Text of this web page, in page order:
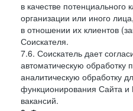
в качестве потенциального
организации или иного
в отношении их клиентов
Соискателя.
7.6. Соискатель дает
автоматическую
аналитическую обработку
функционирования Сайта и
вакансий.